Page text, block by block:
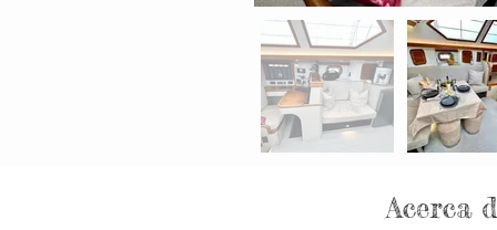
Acerca